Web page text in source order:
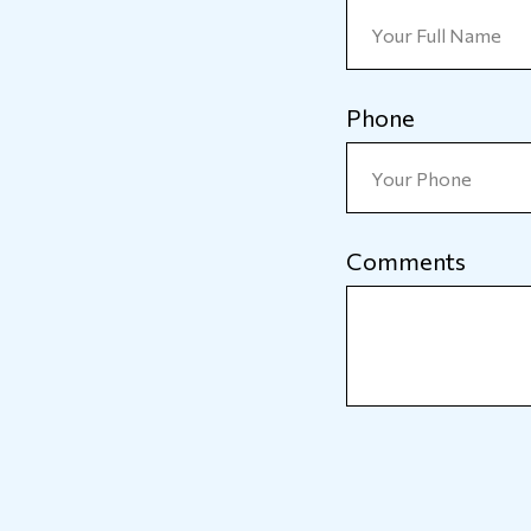
Phone
Comments